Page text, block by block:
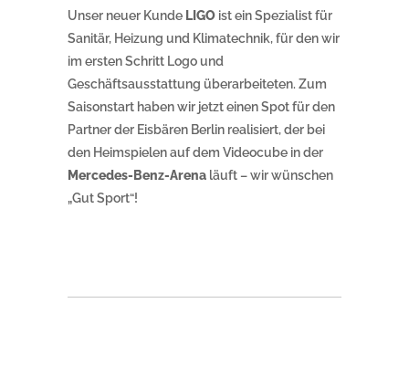
Unser neuer Kunde LIGO ist ein Spezialist für
Sanitär, Heizung und Klimatechnik, für den wir
im ersten Schritt Logo und
Geschäftsausstattung überarbeiteten. Zum
Saisonstart haben wir jetzt einen Spot für den
Partner der Eisbären Berlin realisiert, der bei
den Heimspielen auf dem Videocube in der
Mercedes-Benz-Arena läuft – wir wünschen
„Gut Sport“!